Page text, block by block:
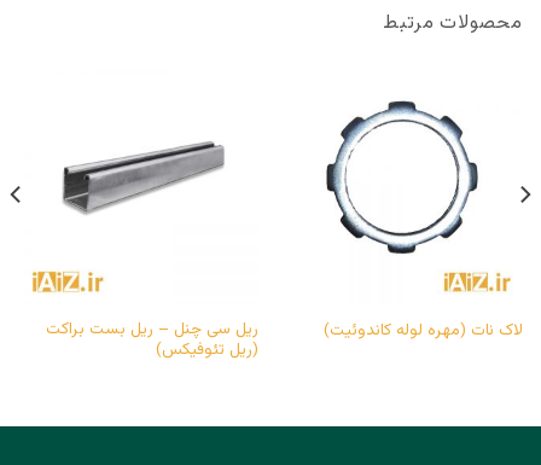
محصولات مرتبط
لاک نات (مهره لوله کاندوئیت)
ریل سی چنل – ریل بست براکت
(ریل تئوفیکس)